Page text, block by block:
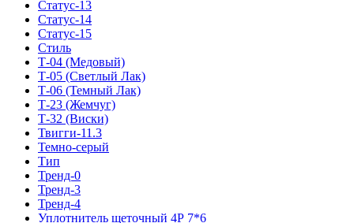
Статус-13
Статус-14
Статус-15
Стиль
Т-04 (Медовый)
Т-05 (Светлый Лак)
Т-06 (Темный Лак)
Т-23 (Жемчуг)
Т-32 (Виски)
Твигги-11.3
Темно-серый
Тип
Тренд-0
Тренд-3
Тренд-4
Уплотнитель щеточный 4Р 7*6